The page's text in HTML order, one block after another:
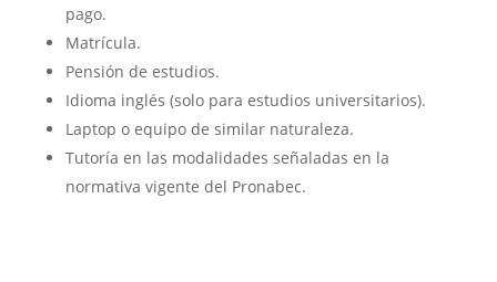
pago.
Matrícula.
Pensión de estudios.
Idioma inglés (solo para estudios universitarios).
Laptop o equipo de similar naturaleza.
Tutoría en las modalidades señaladas en la
normativa vigente del Pronabec.